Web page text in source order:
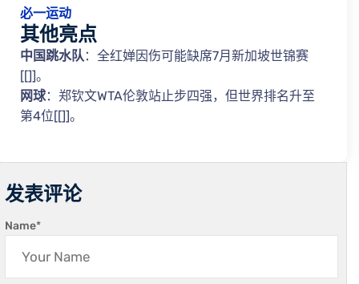
必一运动
其他亮点
中国跳水队：全红婵因伤可能缺席7月新加坡世锦赛
[[]]。
网球：郑钦文WTA伦敦站止步四强，但世界排名升至
第4位[[]]。
发表评论
Name*